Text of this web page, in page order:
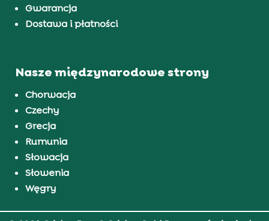
Gwarancja
Dostawa i płatności
Nasze międzynarodowe strony
Chorwacja
Czechy
Grecja
Rumunia
Słowacja
Słowenia
Węgry